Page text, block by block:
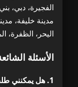
الفجيرة، دبي،
مدينة خليفة،
اليحر، الظفرة،
الأسئلة
1. هل يمكنني طلب